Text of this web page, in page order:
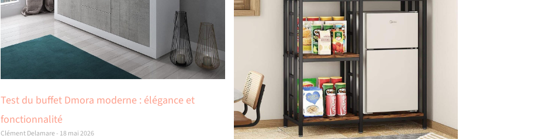
Test du buffet Dmora moderne : élégance et
fonctionnalité
Clément Delamare 18 mai 2026